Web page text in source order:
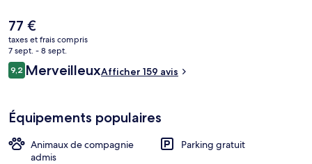
une terrasse, et un jardin.
Le
prix
actuel
est
de
77 €
taxes et frais compris
7 sept. - 8 sept.
Avis
voyageurs
9,29,2 sur 10
MerveilleuxAfficher 159 avis
Équipements populaires
Animaux de compagnie
admis
Parking gratuit